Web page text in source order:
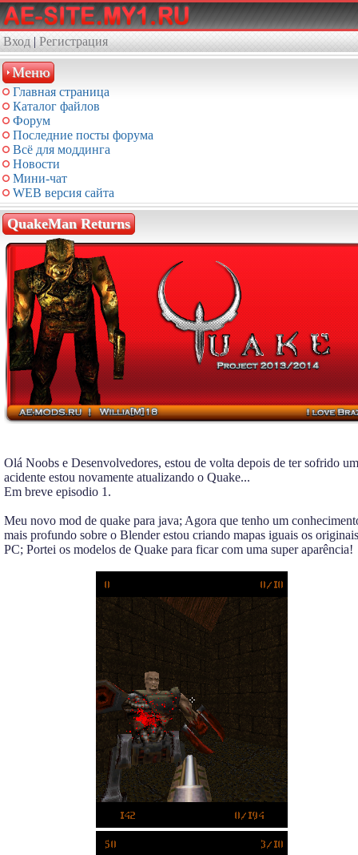
Вход | Регистрация
Меню
Главная страница
Каталог файлов
Форум
Последние посты форума
Всё для моддинга
Новости
Мини-чат
WEB версия сайта
QuakeMan Returns
Olá Noobs e Desenvolvedores, estou de volta depois de ter sofrido um
acidente estou novamente atualizando o Quake...
Em breve episodio 1.
Meu novo mod de quake para java; Agora que tenho um
mais profundo sobre o Blender estou criando mapas iguais os
PC; Portei os modelos de Quake para ficar com uma super aparência!